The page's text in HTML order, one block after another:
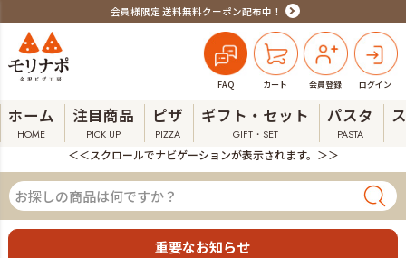
会員様限定 送料無料クーポン配布中！
FAQ カート 会員登録 ログイン
ホーム
HOME
注目商品
PICK UP
ピザ
PIZZA
ギフト・セット
GIFT・SET
パスタ
PASTA
＜＜スクロールでナビゲーションが表示されます。＞＞
重要なお知らせ